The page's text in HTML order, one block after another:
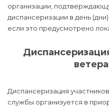
организации,
диспансеризации в день
если это предусмотрено
Диспансеризация
службы организуется в